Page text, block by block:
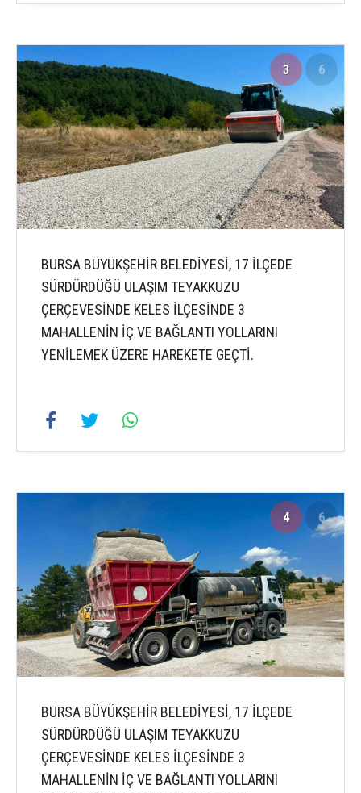
3 6
BURSA BÜYÜKŞEHİR BELEDİYESİ, 17 İLÇEDE
SÜRDÜRDÜĞÜ ULAŞIM TEYAKKUZU
ÇERÇEVESİNDE KELES İLÇESİNDE 3
MAHALLENİN İÇ VE BAĞLANTI YOLLARINI
YENİLEMEK ÜZERE HAREKETE GEÇTİ.
4 6
BURSA BÜYÜKŞEHİR BELEDİYESİ, 17 İLÇEDE
SÜRDÜRDÜĞÜ ULAŞIM TEYAKKUZU
ÇERÇEVESİNDE KELES İLÇESİNDE 3
MAHALLENİN İÇ VE BAĞLANTI YOLLARINI